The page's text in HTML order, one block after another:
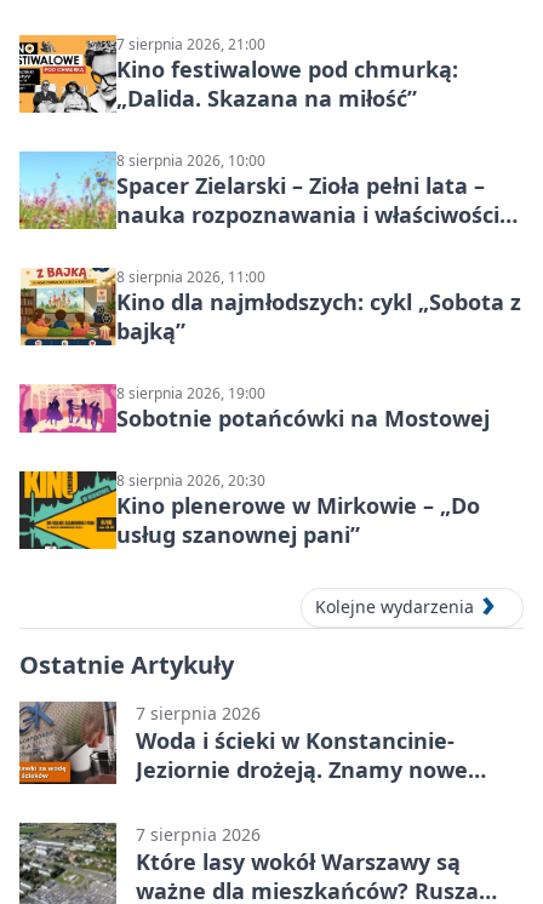
7 sierpnia 2026, 21:00
Kino festiwalowe pod chmurką:
„Dalida. Skazana na miłość”
8 sierpnia 2026, 10:00
Spacer Zielarski – Zioła pełni lata –
nauka rozpoznawania i właściwości
8 sierpnia 2026, 11:00
Kino dla najmłodszych: cykl „Sobota z
bajką”
8 sierpnia 2026, 19:00
Sobotnie potańcówki na Mostowej
8 sierpnia 2026, 20:30
Kino plenerowe w Mirkowie – „Do
usług szanownej pani”
Kolejne wydarzenia
Ostatnie Artykuły
7 sierpnia 2026
Woda i ścieki w Konstancinie-
Jeziornie drożeją. Znamy nowe
7 sierpnia 2026
Które lasy wokół Warszawy są
ważne dla mieszkańców? Rusza